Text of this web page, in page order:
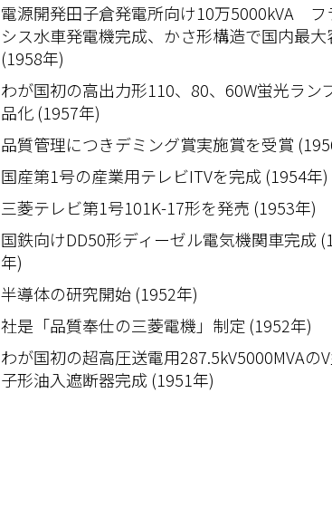
電源開発田子倉発電所向け10万5000kVA フ
シス水車発電機完成、かさ形構造で国内最大
(1958年)
わが国初の高出力形110、80、60W蛍光ラン
品化 (1957年)
品質管理につきデミング賞実施賞を受賞
国産第1号の産業用テレビITVを完成 (1954年)
三菱テレビ第1号101K-17形を発売 (1953年)
国鉄向けDD50形ディーゼル電気機関車完成
年)
半導体の研究開始 (1952年)
社是「品質奉仕の三菱電機」制定 (1952年)
わが国初の超高圧送電用287.5kV5000MVAの
子形油入遮断器完成 (1951年)